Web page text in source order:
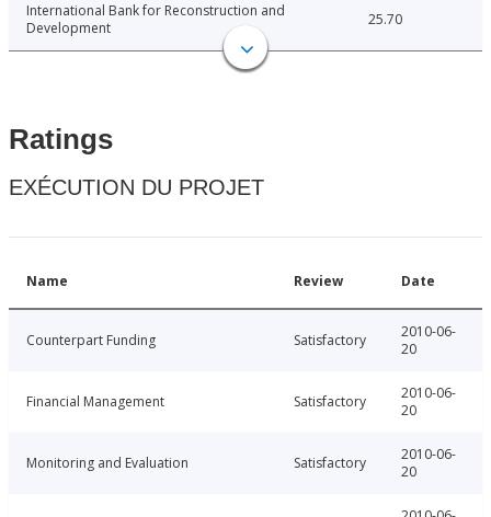
International Bank for Reconstruction and
Development
25.70
Ratings
EXÉCUTION DU PROJET
Name Review Date
Counterpart Funding Satisfactory
2010-06-
20
Financial Management Satisfactory
2010-06-
20
Monitoring and Evaluation Satisfactory
2010-06-
20